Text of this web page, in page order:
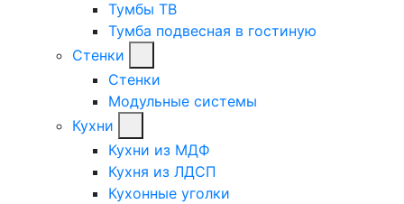
Тумбы ТВ
Тумба подвесная в гостиную
Стенки
Стенки
Модульные системы
Кухни
Кухни из МДФ
Кухня из ЛДСП
Кухонные уголки